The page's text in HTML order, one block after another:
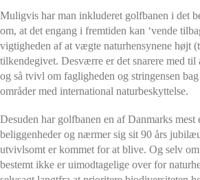
Muligvis har man inkluderet golfbanen i det
om, at det engang i fremtiden kan ‘vende
vigtigheden af at vægte naturhensynene højt
tilkendegivet. Desværre er det snarere med til
og så tvivl om fagligheden og stringensen
områder med international naturbeskyttelse.
Desuden har golfbanen en af Danmarks mest
beliggenheder og nærmer sig sit 90 års
utvivlsomt er kommet for at blive. Og selv
bestemt ikke er uimodtagelige over for